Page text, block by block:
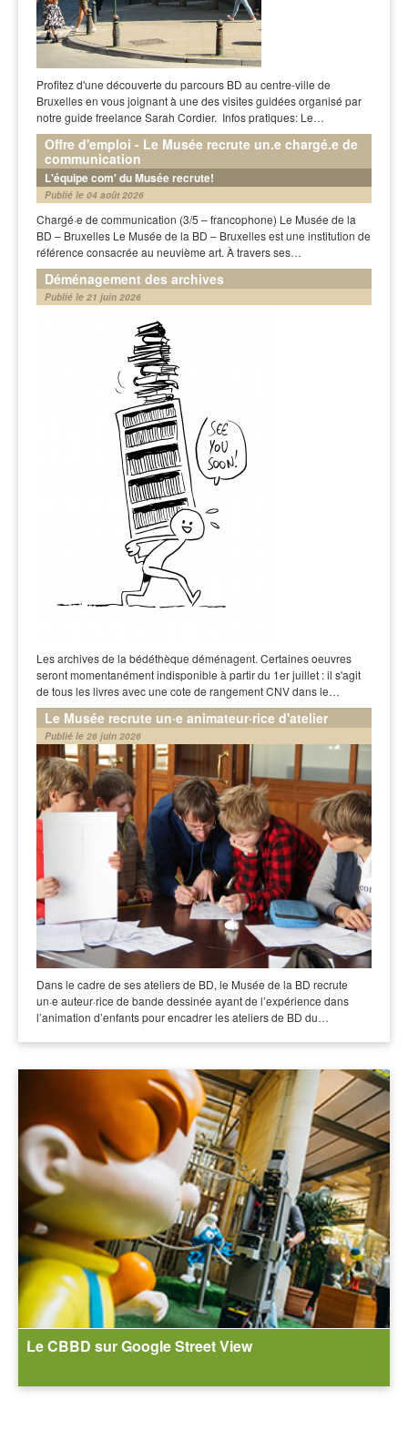
Profitez d'une découverte du parcours BD au centre-ville de
Bruxelles en vous joignant à une des visites guidées organisé par
notre guide freelance Sarah Cordier. Infos pratiques: Le…
Offre d'emploi - Le Musée recrute un.e chargé.e de
communication
L'équipe com' du Musée recrute!
Publié le 04 août 2026
Chargé·e de communication (3/5 – francophone) Le Musée de la
BD – Bruxelles Le Musée de la BD – Bruxelles est une institution de
référence consacrée au neuvième art. À travers ses…
Déménagement des archives
Publié le 21 juin 2026
Les archives de la bédéthèque déménagent. Certaines oeuvres
seront momentanément indisponible à partir du 1er juillet : il s'agit
de tous les livres avec une cote de rangement CNV dans le…
Le Musée recrute un·e animateur·rice d'atelier
Publié le 26 juin 2026
Dans le cadre de ses ateliers de BD, le Musée de la BD recrute
un·e auteur·rice de bande dessinée ayant de l’expérience dans
l’animation d’enfants pour encadrer les ateliers de BD du…
Le CBBD sur Google Street View